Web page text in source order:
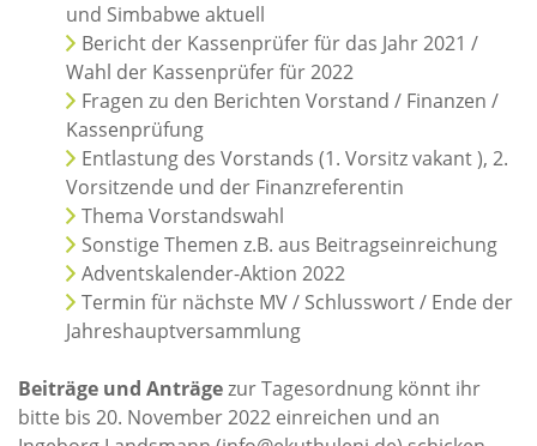
Aktuelles
Rundbriefe
Presse
Termine
FOTO GALERIE
Wasser für EKU – Teil 2
Wasser für Ekuthuleni
Arbeitseinsatz_J.Blank 2016
Werkarbeiten 2015
Marktstand Nürtingen 2015
und Simbabwe aktuell
Bericht der Kassenprüfer für das Jahr 2021 /
Wahl der Kassenprüfer für 2022
Fragen zu den Berichten Vorstand / Finanzen /
Kassenprüfung
Entlastung des Vorstands (1. Vorsitz vakant ), 2.
Vorsitzende und der Finanzreferentin
Thema Vorstandswahl
Sonstige Themen z.B. aus Beitragseinreichung
Adventskalender-Aktion 2022
Termin für nächste MV / Schlusswort / Ende der
Jahreshauptversammlung
Beiträge und Anträgezur Tagesordnung könnt ihr
bitte bis 20. November 2022 einreichen und an